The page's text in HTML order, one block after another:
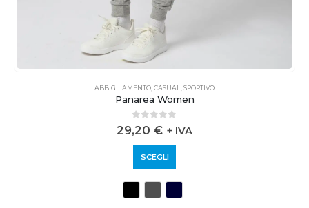
ABBIGLIAMENTO CASUAL SPORTIVO
Panarea Women
0out of 5
29,20 € + IVA
SCEGLI